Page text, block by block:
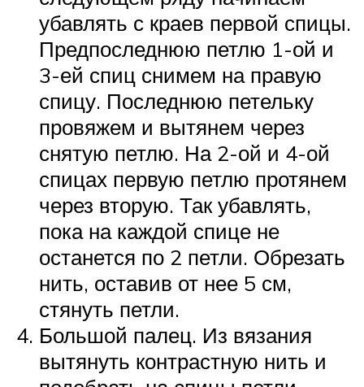
убавлять с краев первой спицы.
Предпоследнюю петлю 1-ой и
3-ей спиц снимем на правую
спицу. Последнюю петельку
провяжем и вытянем через
снятую петлю. На 2-ой и 4-ой
спицах первую петлю протянем
через вторую. Так убавлять,
пока на каждой спице не
останется по 2 петли. Обрезать
нить, оставив от нее 5 см,
стянуть петли.
Большой палец. Из вязания
вытянуть контрастную нить и